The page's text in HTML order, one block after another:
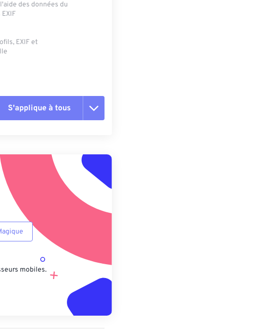
des données du
EXIF ​​et
S'applique à tous
à partir du préréglage
comme préréglage
mobiles.